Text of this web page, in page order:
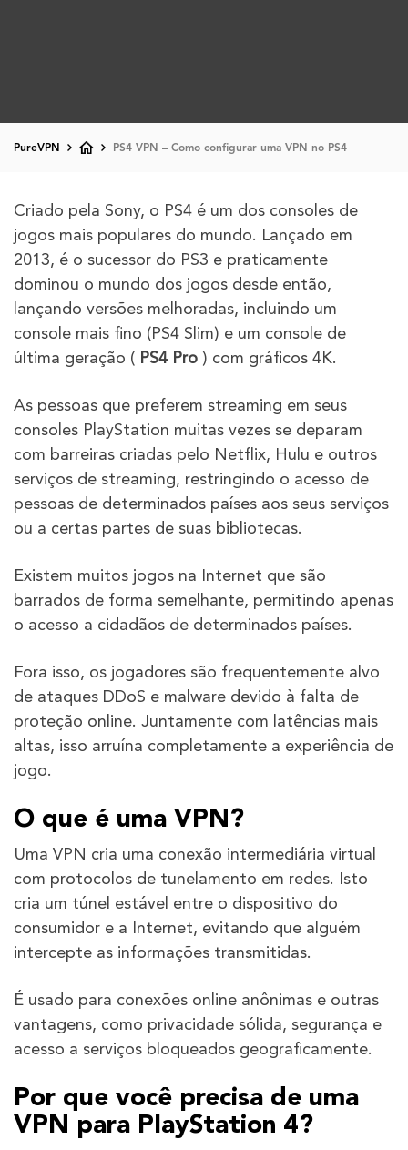
PureVPN PS4 VPN – Como configurar uma VPN no PS4
Criado pela Sony, o PS4 é um dos consoles de
jogos mais populares do mundo. Lançado em
2013, é o sucessor do PS3 e praticamente
dominou o mundo dos jogos desde então,
lançando versões melhoradas, incluindo um
console mais fino (PS4 Slim) e um console de
última geração ( PS4 Pro ) com gráficos 4K.
As pessoas que preferem streaming em seus
consoles PlayStation muitas vezes se deparam
com barreiras criadas pelo Netflix, Hulu e outros
serviços de streaming, restringindo o acesso de
pessoas de determinados países aos seus serviços
ou a certas partes de suas bibliotecas.
Existem muitos jogos na Internet que são
barrados de forma semelhante, permitindo apenas
o acesso a cidadãos de determinados países.
Fora isso, os jogadores são frequentemente alvo
de ataques DDoS e malware devido à falta de
proteção online. Juntamente com latências mais
altas, isso arruína completamente a experiência de
jogo.
O que é uma VPN?
Uma VPN cria uma conexão intermediária virtual
com protocolos de tunelamento em redes. Isto
cria um túnel estável entre o dispositivo do
consumidor e a Internet, evitando que alguém
intercepte as informações transmitidas.
É usado para conexões online anônimas e outras
vantagens, como privacidade sólida, segurança e
acesso a serviços bloqueados geograficamente.
Por que você precisa de uma
VPN para PlayStation 4?